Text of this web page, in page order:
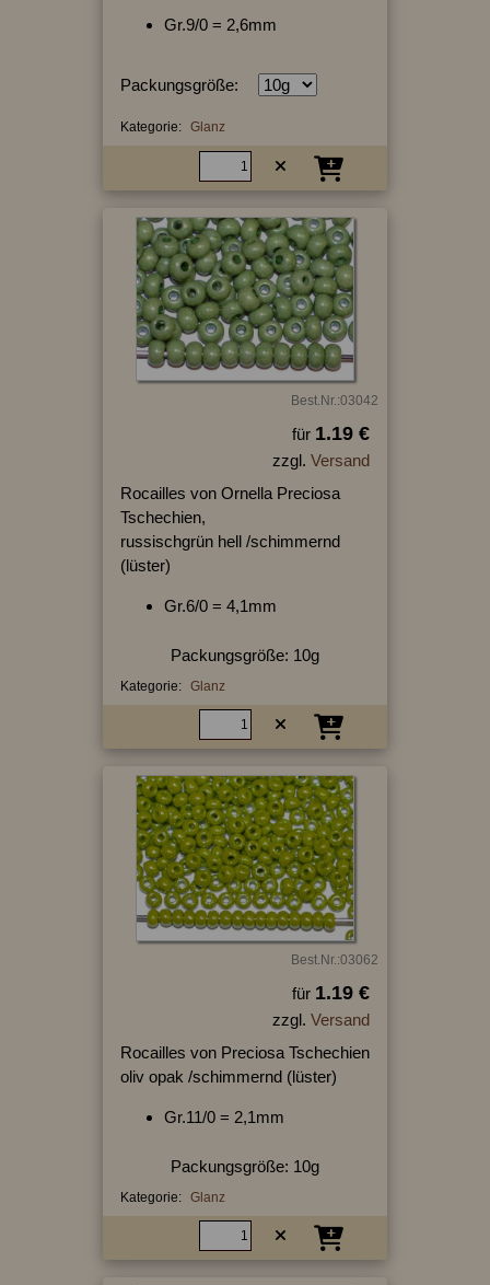
Gr.9/0 = 2,6mm
Packungsgröße:
Kategorie: Glanz
Best.Nr.:03042
für 1.19 €
zzgl. Versand
Rocailles von Ornella Preciosa
Tschechien,
russischgrün hell /schimmernd
(lüster)
Gr.6/0 = 4,1mm
Packungsgröße: 10g
Kategorie: Glanz
Best.Nr.:03062
für 1.19 €
zzgl. Versand
Rocailles von Preciosa Tschechien
oliv opak /schimmernd (lüster)
Gr.11/0 = 2,1mm
Packungsgröße: 10g
Kategorie: Glanz